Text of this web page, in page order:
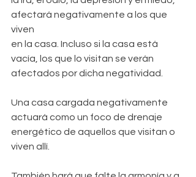
afectará negativamente a los que
viven
en la casa. Incluso si la casa está
vacía, los que lo visitan se verán
afectados por dicha negatividad.
Una casa cargada negativamente
actuará como un foco de drenaje
energético de aquellos que visitan o
viven allí.